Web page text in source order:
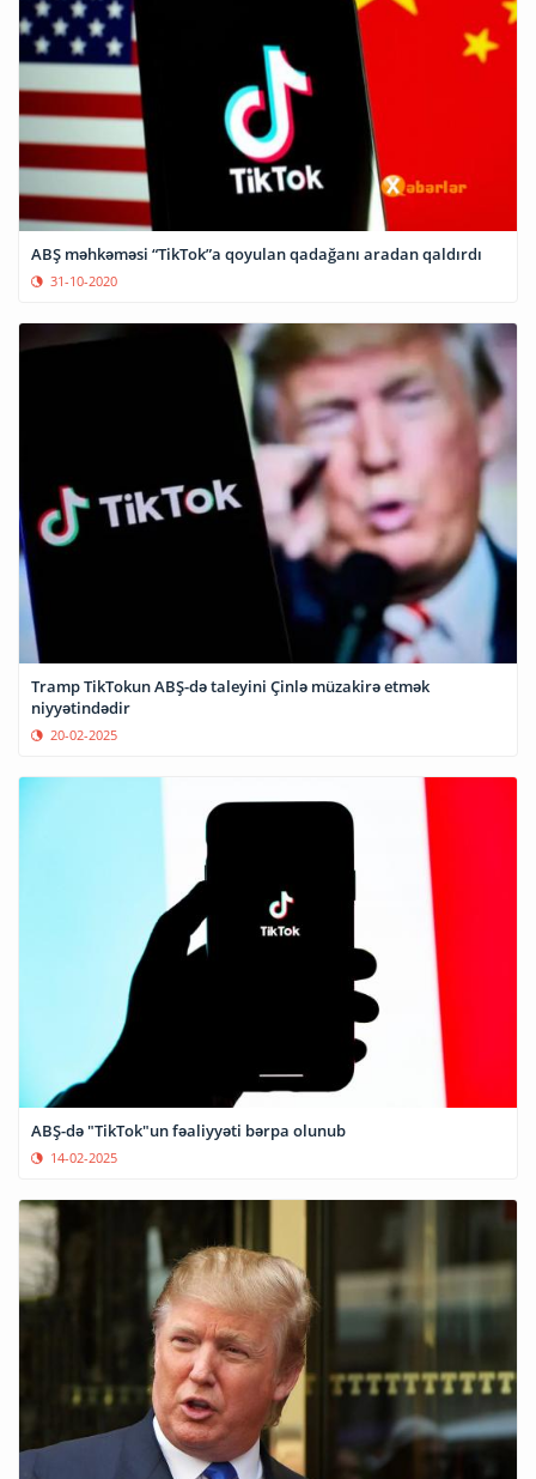
ABŞ məhkəməsi “TikTok”a qoyulan qadağanı aradan qaldırdı
31-10-2020
Tramp TikTokun ABŞ-də taleyini Çinlə müzakirə etmək
niyyətindədir
20-02-2025
ABŞ-də "TikTok"un fəaliyyəti bərpa olunub
14-02-2025